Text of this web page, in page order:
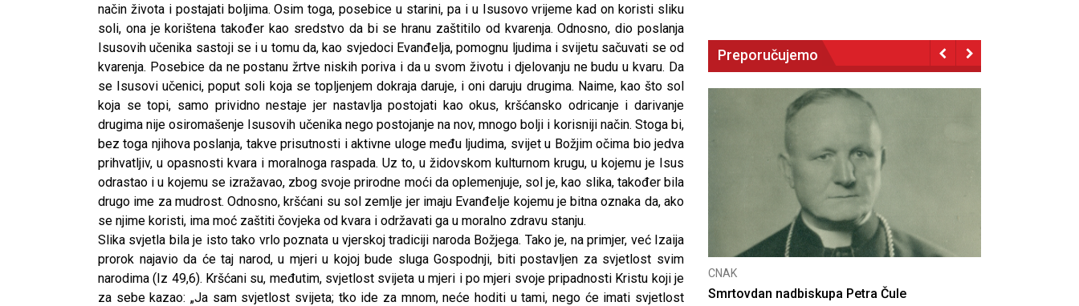
način života i postajati boljima. Osim toga, posebice u starini, pa i u Isusovo vrijeme kad on koristi sliku
soli, ona je korištena također kao sredstvo da bi se hranu zaštitilo od kvarenja. Odnosno, dio poslanja
Isusovih učenika sastoji se i u tomu da, kao svjedoci Evanđelja, pomognu ljudima i svijetu sačuvati se od
kvarenja. Posebice da ne postanu žrtve niskih poriva i da u svom životu i djelovanju ne budu u kvaru. Da
se Isusovi učenici, poput soli koja se topljenjem dokraja daruje, i oni daruju drugima. Naime, kao što sol
koja se topi, samo prividno nestaje jer nastavlja postojati kao okus, kršćansko odricanje i darivanje
drugima nije osiromašenje Isusovih učenika nego postojanje na nov, mnogo bolji i korisniji način. Stoga bi,
bez toga njihova poslanja, takve prisutnosti i aktivne uloge među ljudima, svijet u Božjim očima bio jedva
prihvatljiv, u opasnosti kvara i moralnoga raspada. Uz to, u židovskom kulturnom krugu, u kojemu je Isus
odrastao i u kojemu se izražavao, zbog svoje prirodne moći da oplemenjuje, sol je, kao slika, također bila
drugo ime za mudrost. Odnosno, kršćani su sol zemlje jer imaju Evanđelje kojemu je bitna oznaka da, ako
se njime koristi, ima moć zaštiti čovjeka od kvara i održavati ga u moralno zdravu stanju.
Slika svjetla bila je isto tako vrlo poznata u vjerskoj tradiciji naroda Božjega. Tako je, na primjer, već Izaija
prorok najavio da će taj narod, u mjeri u kojoj bude sluga Gospodnji, biti postavljen za svjetlost svim
narodima (Iz 49,6). Kršćani su, međutim, svjetlost svijeta u mjeri i po mjeri svoje pripadnosti Kristu koji je
za sebe kazao: „Ja sam svjetlost svijeta; tko ide za mnom, neće hoditi u tami, nego će imati svjetlost
Preporučujemo
CNAK
Kad se nasilje pretvara u optužnicu
CNAK
Smrtovdan nadbiskupa Petra Čule
CNAK
Deseta obljetnica poništenja komunističke